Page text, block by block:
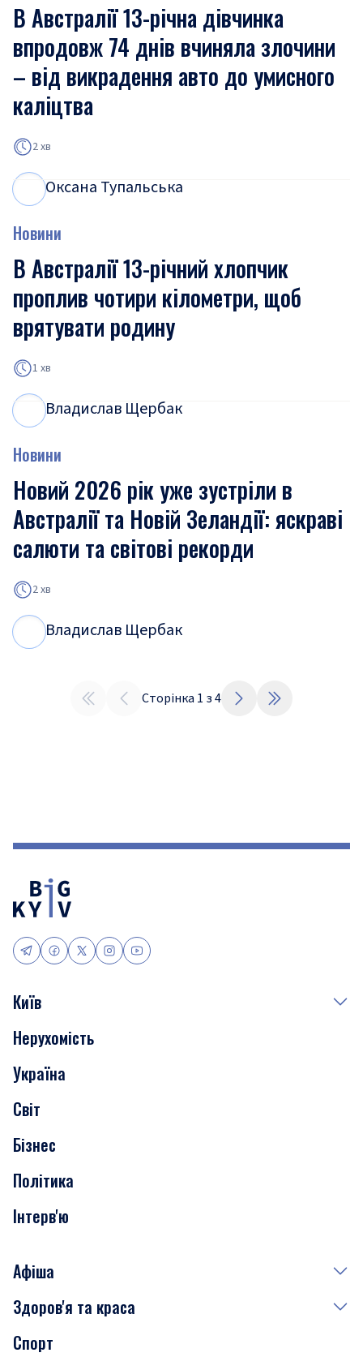
В Австралії 13-річна дівчинка
впродовж 74 днів вчиняла злочини
– від викрадення авто до умисного
каліцтва
2 хв
Оксана Тупальська
Новини
В Австралії 13-річний хлопчик
проплив чотири кілометри, щоб
врятувати родину
1 хв
Владислав Щербак
Новини
Новий 2026 рік уже зустріли в
Австралії та Новій Зеландії: яскраві
салюти та світові рекорди
2 хв
Владислав Щербак
Сторінка 1 з4
Київ
Події
Скандали
Нерухомість
Транспорт
Нерухомість
Україна
Світ
Бізнес
Політика
Інтерв'ю
Афіша
Сьогодні
Завтра
Здоров'я та краса
Спорт